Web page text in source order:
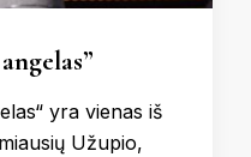
yra vienas iš
Užupio,